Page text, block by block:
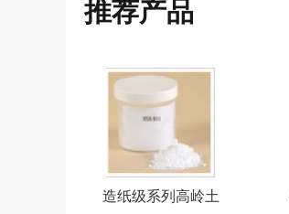
推荐产品
造纸级系列高岭土